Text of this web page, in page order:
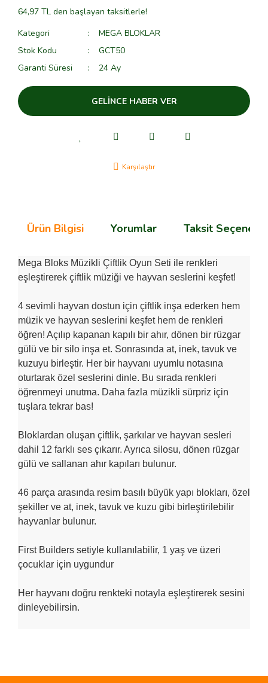
64,97 TL den başlayan taksitlerle!
Kategori
MEGA BLOKLAR
Stok Kodu
GCT50
Garanti Süresi
24 Ay
GELİNCE HABER VER
Karşılaştır
Ürün Bilgisi Yorumlar Taksit
Mega Bloks Müzikli Çiftlik Oyun Seti ile renkleri
eşleştirerek çiftlik müziği ve hayvan seslerini keşfet!
4 sevimli hayvan dostun için çiftlik inşa ederken hem
müzik ve hayvan seslerini keşfet hem de renkleri
öğren! Açılıp kapanan kapılı bir ahır, dönen bir rüzgar
gülü ve bir silo inşa et. Sonrasında at, inek, tavuk ve
kuzuyu birleştir. Her bir hayvanı uyumlu notasına
oturtarak özel seslerini dinle. Bu sırada renkleri
öğrenmeyi unutma. Daha fazla müzikli sürpriz için
tuşlara tekrar bas!
Bloklardan oluşan çiftlik, şarkılar ve hayvan sesleri
dahil 12 farklı ses çıkarır. Ayrıca silosu, dönen rüzgar
gülü ve sallanan ahır kapıları bulunur.
46 parça arasında resim basılı büyük yapı blokları, özel
şekiller ve at, inek, tavuk ve kuzu gibi birleştirilebilir
hayvanlar bulunur.
First Builders setiyle kullanılabilir, 1 yaş ve üzeri
çocuklar için uygundur
Her hayvanı doğru renkteki notayla eşleştirerek sesini
dinleyebilirsin.
kullanarak tarafımıza iletebilirsiniz.